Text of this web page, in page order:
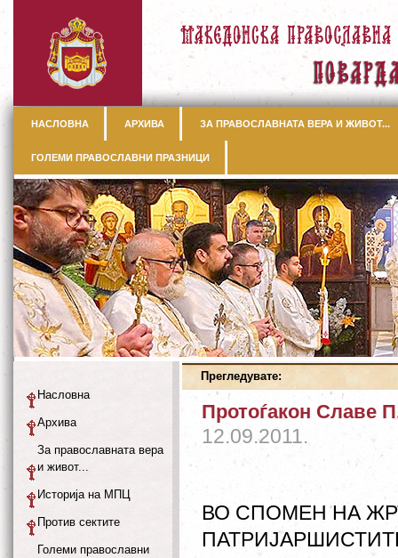
НАСЛОВНА АРХИВА ЗА ПРАВОСЛАВНАТА ВЕРА И ЖИВОТ...
ГОЛЕМИ ПРАВОСЛАВНИ ПРАЗНИЦИ
Прегледувате:
Протоѓакон Славе
12.09.2011.
ВО СПОМЕН НА
Насловна
Архива
За православната вера
и живот...
Историја на МПЦ
Против сектите
Големи православни